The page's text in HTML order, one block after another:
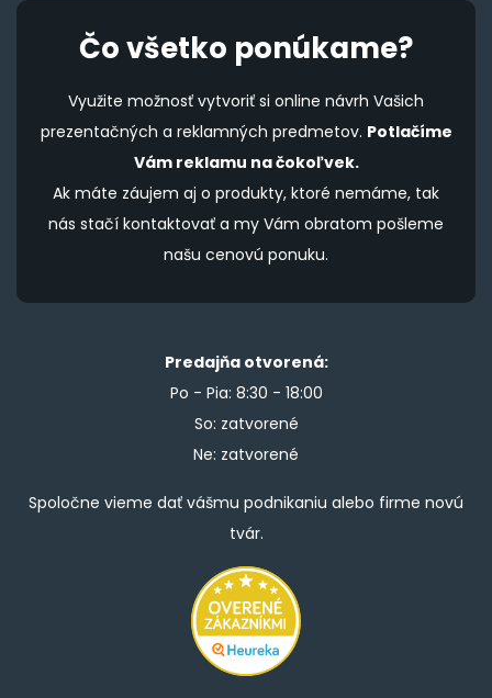
Čo všetko ponúkame?
Využite možnosť vytvoriť si online návrh Vašich
prezentačných a reklamných predmetov. Potlačíme
Vám reklamu na čokoľvek.
Ak máte záujem aj o produkty, ktoré nemáme, tak
nás stačí kontaktovať a my Vám obratom pošleme
našu cenovú ponuku.
Predajňa otvorená:
Po - Pia: 8:30 - 18:00
So: zatvorené
Ne: zatvorené
Spoločne vieme dať vášmu podnikaniu alebo firme novú
tvár.